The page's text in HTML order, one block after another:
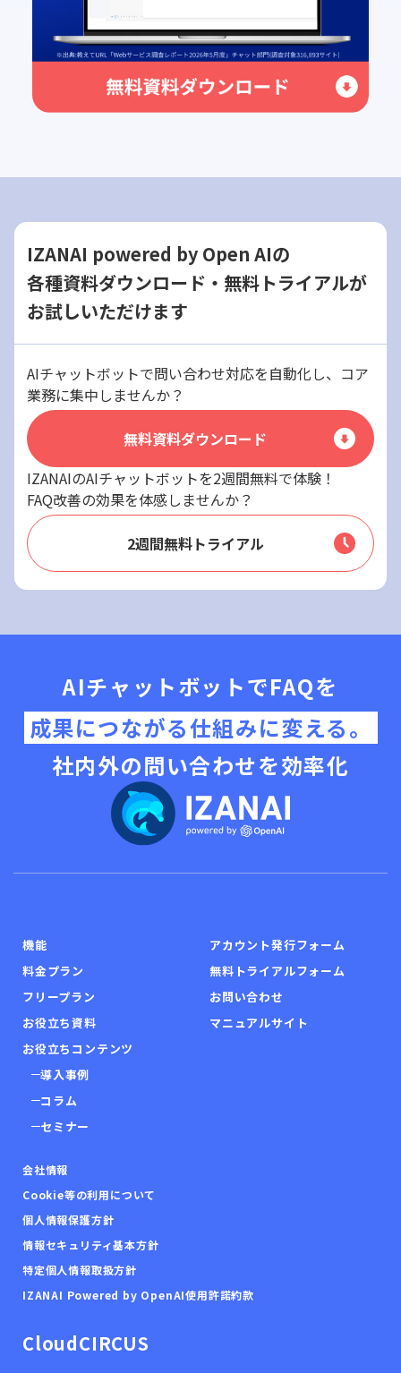
IZANAI powered by Open AIの
各種資料ダウンロード・無料トライアルが
お試しいただけます
AIチャットボットで問い合わせ対応を自動化し、コア
業務に集中しませんか？
無料資料ダウンロード
IZANAIのAIチャットボットを2週間無料で体験！
FAQ改善の効果を体感しませんか？
2週間無料トライアル
AIチャットボットでFAQを
成果につながる仕組みに変える。
社内外の問い合わせを効率化
CloudCIRCUS
機能
料金プラン
フリープラン
お役立ち資料
お役立ちコンテンツ
導入事例
コラム
セミナー
アカウント発行フォーム
無料トライアルフォーム
お問い合わせ
マニュアルサイト
会社情報
Cookie等の利用について
個人情報保護方針
情報セキュリティ基本方針
特定個人情報取扱方針
IZANAI Powered by OpenAI使用許諾約款